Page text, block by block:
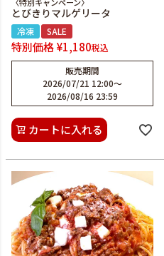
とびきりマルゲリータ
冷凍 SALE
特別価格¥1,180税込
販売期間
2026/07/21 12:00〜
2026/08/16 23:59
カートに入れる